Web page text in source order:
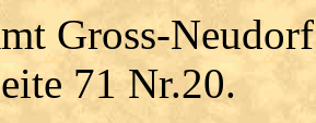
Gross-
71 Nr.20.